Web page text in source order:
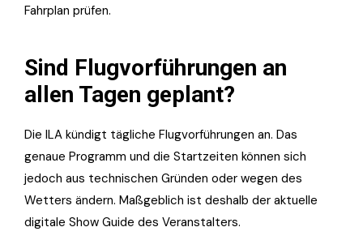
Fahrplan prüfen.
Sind Flugvorführungen an
allen Tagen geplant?
Die ILA kündigt tägliche Flugvorführungen an. Das
genaue Programm und die Startzeiten können sich
jedoch aus technischen Gründen oder wegen des
Wetters ändern. Maßgeblich ist deshalb der aktuelle
digitale Show Guide des Veranstalters.